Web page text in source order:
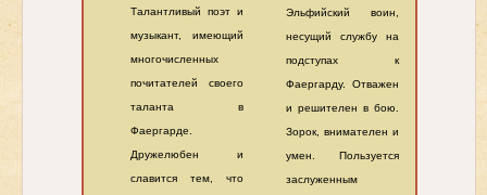
Талантливый поэт и
музыкант, имеющий
многочисленных
почитателей своего
таланта в
Фаергарде.
Дружелюбен и
славится тем, что
Эльфийский воин,
несущий службу на
подступах к
Фаергарду. Отважен
и решителен в бою.
Зорок, внимателен и
умен. Пользуется
заслуженным